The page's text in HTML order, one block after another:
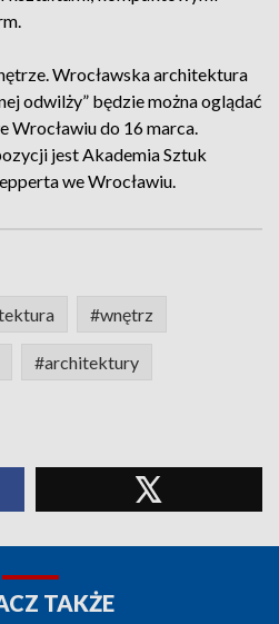
Wrocławska architektura
odwilży” będzie można oglądać
do 16 marca.
jest Akademia Sztuk
we Wrocławiu.
#wnętrz
#architektury
TAKŻE